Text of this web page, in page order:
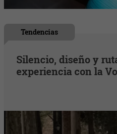
Tendencias
Silencio, diseño y
experiencia con la